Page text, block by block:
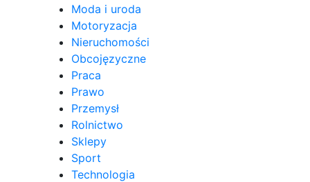
Moda i uroda
Motoryzacja
Nieruchomości
Obcojęzyczne
Praca
Prawo
Przemysł
Rolnictwo
Sklepy
Sport
Technologia